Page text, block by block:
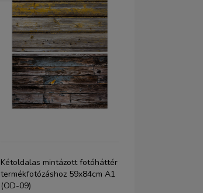
Kétoldalas mintázott fotóháttér
termékfotózáshoz 59x84cm A1
(OD-09)